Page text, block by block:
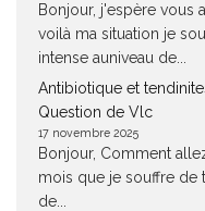
Bonjour, j'espère vous
voilà ma situation je
intense auniveau de...
Antibiotique et
Question de Vlc
17 novembre 2025
Bonjour, Comment
mois que je souffre de
de...